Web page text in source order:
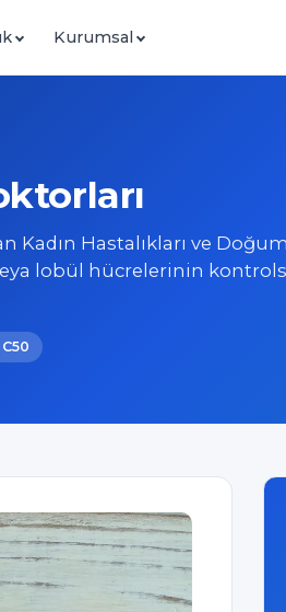
Kurumsal
Kadın Hastalıkları ve
lobül hücrelerinin